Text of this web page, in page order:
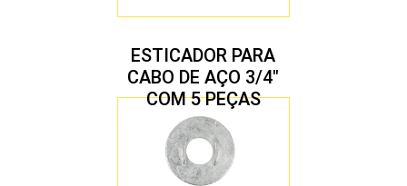
ESTICADOR PARA
CABO DE AÇO 3/4″
COM 5 PEÇAS